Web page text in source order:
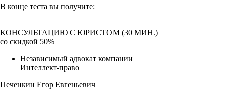
В конце теста вы получите:
КОНСУЛЬТАЦИЮ С ЮРИСТОМ (30 МИН.)
со скидкой 50%
Независимый адвокат компании
Интеллект-право
Печенкин Егор Евгеньевич